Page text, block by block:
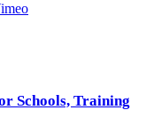
Schools, Training